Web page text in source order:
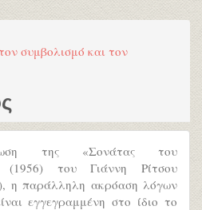
συμβολισμό και τον
της «Σονάτας του
(1956) του Γιάννη Ρίτσου
η παράλληλη ακρόαση λόγων
εγγεγραμμένη στο ίδιο το